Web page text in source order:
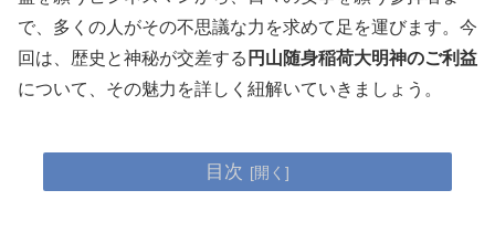
で、多くの人がその不思議な力を求めて足を運びます。今
回は、歴史と神秘が交差する 円山随身稲荷大明神のご利益
について、その魅力を詳しく紐解いていきましょう。
目次